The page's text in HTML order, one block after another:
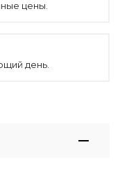
цены.
день.